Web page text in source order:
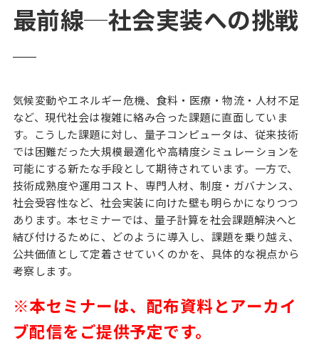
最前線─社会実装への挑戦
─
気候変動やエネルギー危機、食料・医療・物流・人材不足
など、現代社会は複雑に絡み合った課題に直面していま
す。こうした課題に対し、量子コンピュータは、従来技術
では困難だった大規模最適化や高精度シミュレーションを
可能にする新たな手段として期待されています。一方で、
技術成熟度や運用コスト、専門人材、制度・ガバナンス、
社会受容性など、社会実装に向けた壁も明らかになりつつ
あります。本セミナーでは、量子計算を社会課題解決へと
結び付けるために、どのように導入し、課題を乗り越え、
公共価値として定着させていくのかを、具体的な視点から
考察します。
※本セミナーは、配布資料とアーカイ
ブ配信をご提供予定です。